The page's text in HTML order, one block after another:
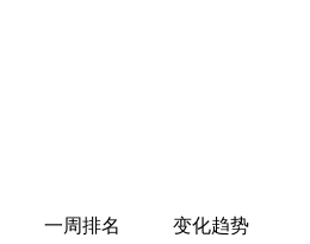
一周排名
变化趋势